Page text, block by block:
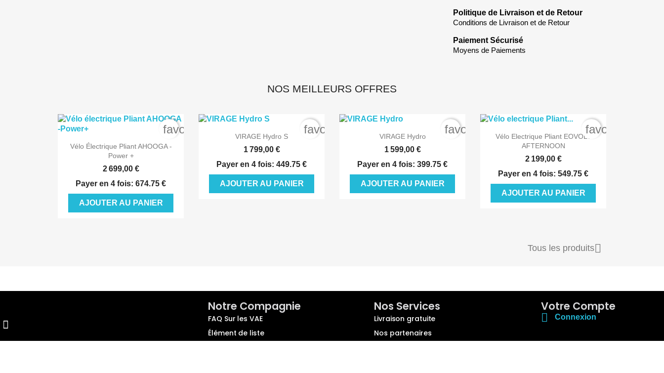
Politique de Livraison et de Retour
Conditions de Livraison et de Retour
Paiement Sécurisé
Moyens de Paiements
NOS MEILLEURS OFFRES
 Aperçu rapide
Vélo Électrique Pliant AHOOGA -
Power +
2 699,00 €
Payer en 4 fois: 674.75 €
AJOUTER AU PANIER
favorite_border Aperçu rapide
VIRAGE Hydro S
1 799,00 €
Payer en 4 fois: 449.75 €
AJOUTER AU PANIER
favorite_border Aperçu rapide
VIRAGE Hydro
1 599,00 €
Payer en 4 fois: 399.75 €
AJOUTER AU PANIER
favorite_border Aperçu rapide
Vélo Electrique Pliant EOVOLT
AFTERNOON
2 199,00 €
Payer en 4 fois: 549.75 €
AJOUTER AU PANIER
favorite_border
Tous les produits
Notre Compagnie
FAQ Sur les VAE
Élément de liste
Nos Services
Livraison gratuite
Nos partenaires
Votre Compte
 Connexion